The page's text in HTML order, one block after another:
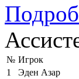
№ Игрок
1
Эден Азар